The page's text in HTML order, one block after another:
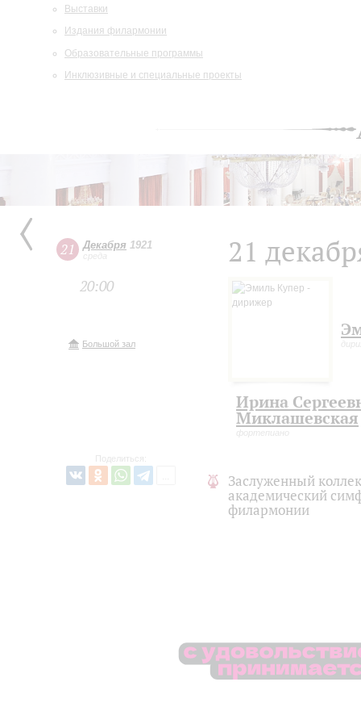
Выставки
Издания филармонии
Образовательные программы
Инклюзивные и специальные проекты
21 Декабря 1921
среда
20:00
Большой зал
Поделиться:
21
Ирина
Миклашевская
фортепиано
Заслуженный
академический
филармонии